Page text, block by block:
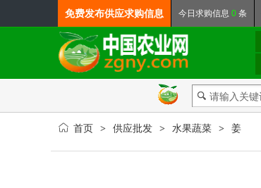
免费发布供应求购信息 今日 求购信息 0 条
首页 > 供应批发 > 水果蔬菜 > 姜